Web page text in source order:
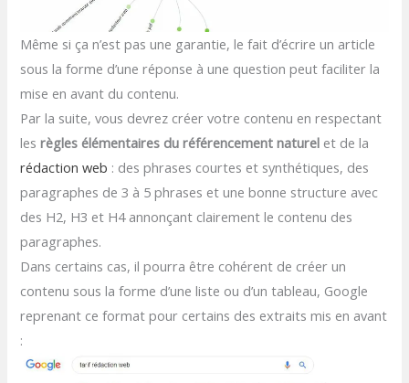
Même si ça n’est pas une garantie, le fait d’écrire un article
sous la forme d’une réponse à une question peut faciliter la
mise en avant du contenu.
Par la suite, vous devrez créer votre contenu en respectant
lesrègles élémentaires du référencement naturel et de la
rédaction web : des phrases courtes et synthétiques, des
paragraphes de 3 à 5 phrases et une bonne structure avec
des H2, H3 et H4 annonçant clairement le contenu des
paragraphes.
Dans certains cas, il pourra être cohérent de créer un
contenu sous la forme d’une liste ou d’un tableau, Google
reprenant ce format pour certains des extraits mis en avant
: